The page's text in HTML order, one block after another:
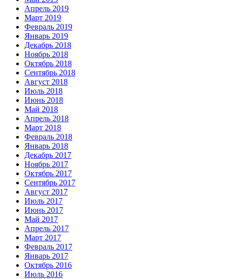
Апрель 2019
Март 2019
Февраль 2019
Январь 2019
Декабрь 2018
Ноябрь 2018
Октябрь 2018
Сентябрь 2018
Август 2018
Июль 2018
Июнь 2018
Май 2018
Апрель 2018
Март 2018
Февраль 2018
Январь 2018
Декабрь 2017
Ноябрь 2017
Октябрь 2017
Сентябрь 2017
Август 2017
Июль 2017
Июнь 2017
Май 2017
Апрель 2017
Март 2017
Февраль 2017
Январь 2017
Октябрь 2016
Июль 2016